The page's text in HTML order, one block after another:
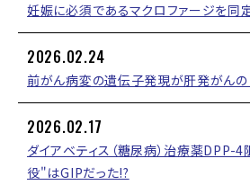
妊娠に必須であるマクロファージを同
2026.02.24
前がん病変の遺伝子発現が肝発がんの
2026.02.17
ダイアベティス（糖尿病）治療薬DPP-
役"はGIPだった!?